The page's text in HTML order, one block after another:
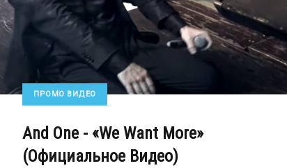
ПРОМО ВИДЕО
And One - «We Want More»
(Официальное Видео)